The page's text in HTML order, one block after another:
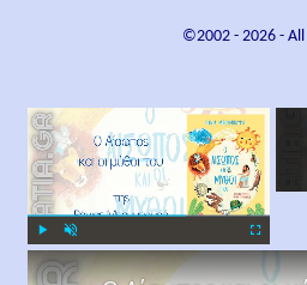
©2002 - 2026- All
×
Fullscreen